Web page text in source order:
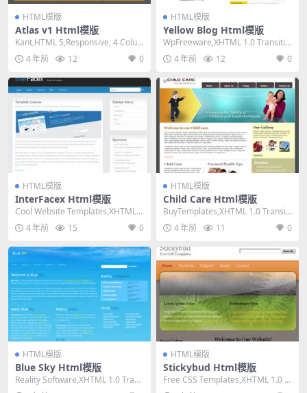
HTML模版
Atlas v1 Html模版
Kant,HTML 5,Responsive, 4 Colu
mns,Dark o...
4 年前 12 0
HTML模版
Yellow Blog Html模版
WpFreeware,XHTML 1.0 Transitio
nal,Respon...
4 年前 12 0
HTML模版
InterFacex Html模版
Cool Website Templates,XHTML
1.0 Transit...
4 年前 15 0
HTML模版
Child Care Html模版
BuyTemplates,XHTML 1.0 Transiti
onal,Fixe...
4 年前 11 0
HTML模版
Blue Sky Html模版
Reality Software,XHTML 1.0 Trans
itional,...
HTML模版
Stickybud Html模版
Free CSS Templates,XHTML 1.0 St
rict,Fixe...